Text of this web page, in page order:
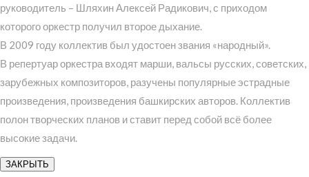
руководитель – Шляхин Алексей Радикович, с приходом
которого оркестр получил второе дыхание.
В 2009 году коллектив был удостоен звания «народный».
В репертуар оркестра входят марши, вальсы русских, советских,
зарубежных композиторов, разучены популярные эстрадные
произведения, произведения башкирских авторов. Коллектив
полон творческих планов и ставит перед собой всё более
высокие задачи.
ЗАКРЫТЬ